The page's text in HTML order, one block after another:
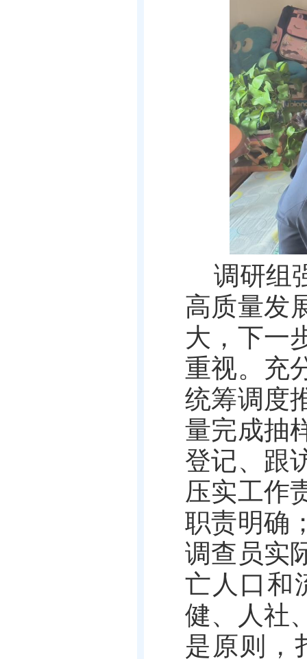
调研组
高质量发
大，下一
重视。充
统筹调度
量完成抽
登记、跟
压实工作
职责明确
调查员实
亡人口和
健、人社
是原则，